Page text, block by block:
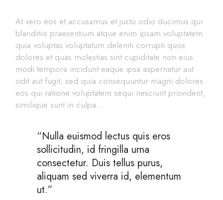
At vero eos et accusamus et justo odio ducimus qui
blanditiis praesentium atque enim ipsam voluptatem
quia voluptas voluptatum deleniti corrupti quos
dolores et quas molestias sint cupiditate non eius
modi tempora incidunt eaque ipsa aspernatur aut
odit aut fugit, sed quia consequuntur magni dolores
eos qui ratione voluptatem sequi nesciunt provident,
similique sunt in culpa…
“Nulla euismod lectus quis eros
sollicitudin, id fringilla urna
consectetur. Duis tellus purus,
aliquam sed viverra id, elementum
ut.”